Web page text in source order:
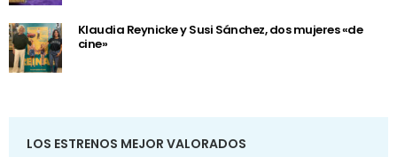
Klaudia Reynicke y Susi Sánchez, dos mujeres «de
cine»
LOS ESTRENOS MEJOR VALORADOS